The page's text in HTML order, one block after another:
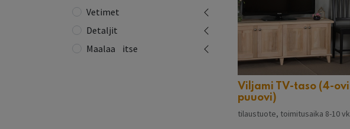
Vetimet
Detaljit
Maalaa⠀itse
Viljami TV-taso (4-ovi
puuovi)
tilaustuote, toimitusaika 8-10 vk